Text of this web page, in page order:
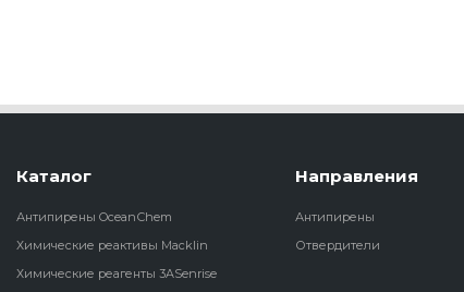
Каталог
Антипирены OceanСhem
Химические реактивы Macklin
Химические реагенты 3ASenrise
Направления
Антипирены
Отвердители